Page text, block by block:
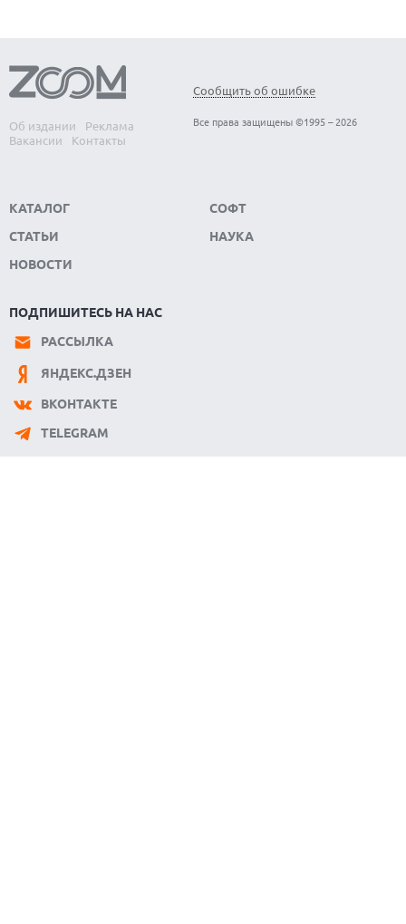
Об издании
Реклама
Вакансии
Контакты
Сообщить об ошибке
Все права защищены ©1995 – 2026
КАТАЛОГ
СТАТЬИ
НОВОСТИ
СОФТ
НАУКА
ПОДПИШИТЕСЬ НА НАС
РАССЫЛКА
ЯНДЕКС.ДЗЕН
ВКОНТАКТЕ
TELEGRAM